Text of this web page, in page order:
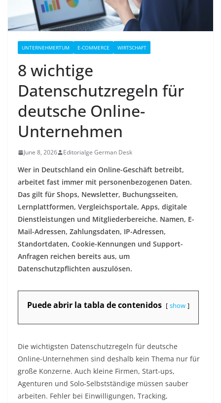
UNTERNEHMERTUM E-COMMERCE WIRTSCHAFT
8 wichtige
Datenschutzregeln für
deutsche Online-
Unternehmen
June 8, 2026 Editorialge German Desk
Wer in Deutschland ein Online-Geschäft betreibt,
arbeitet fast immer mit personenbezogenen Daten.
Das gilt für Shops, Newsletter, Buchungsseiten,
Lernplattformen, Vergleichsportale, Apps, digitale
Dienstleistungen und Mitgliederbereiche. Namen, E-
Mail-Adressen, Zahlungsdaten, IP-Adressen,
Standortdaten, Cookie-Kennungen und Support-
Anfragen reichen bereits aus, um
Datenschutzpflichten auszulösen.
Puede abrir la tabla de contenidos show
Die wichtigsten Datenschutzregeln für deutsche
Online-Unternehmen sind deshalb kein Thema nur für
große Konzerne. Auch kleine Firmen, Start-ups,
Agenturen und Solo-Selbstständige müssen sauber
arbeiten. Fehler bei Einwilligungen, Tracking,